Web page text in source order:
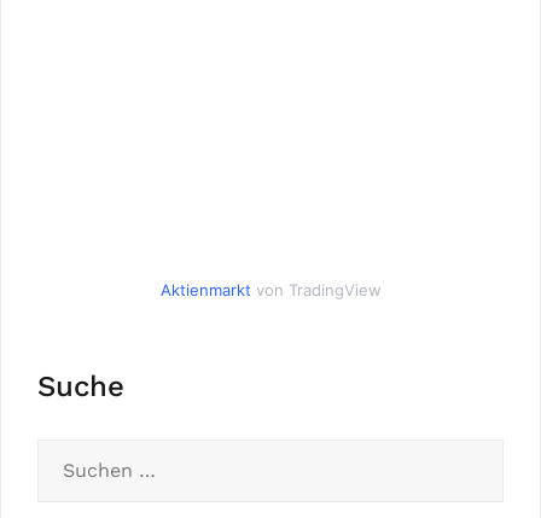
Aktienmarkt von TradingView
Suche